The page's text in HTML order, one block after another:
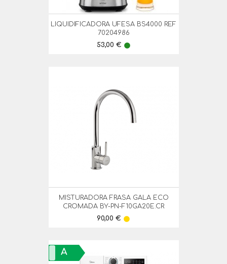
LIQUIDIFICADORA UFESA BS4000 REF
70204986
Preço
53,00 € lens
MISTURADORA FRASA GALA ECO
CROMADA BY-PN-F10GA20E.CR
Preço
90,00 € lens
A